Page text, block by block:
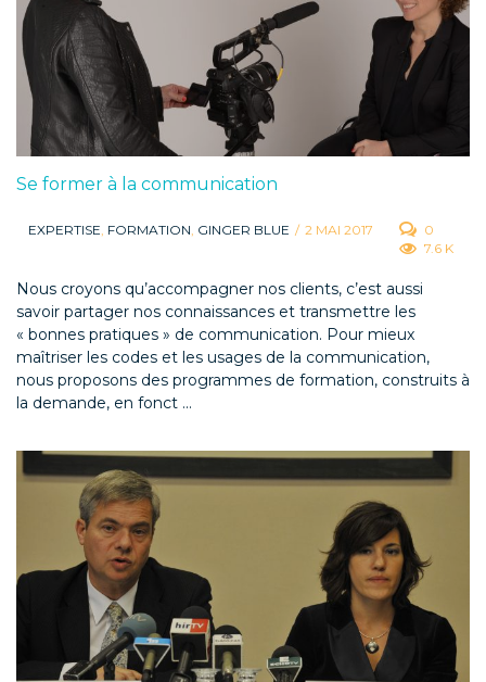
Se former à la communication
EXPERTISE, FORMATION, GINGER BLUE / 2 MAI 2017
0
7.6 K
Nous croyons qu’accompagner nos clients, c’est aussi
savoir partager nos connaissances et transmettre les
« bonnes pratiques » de communication. Pour mieux
maîtriser les codes et les usages de la communication,
nous proposons des programmes de formation, construits à
la demande, en fonct ...